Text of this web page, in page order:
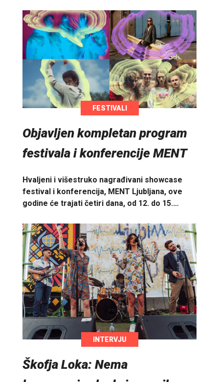
FESTIVALI
Objavljen kompletan program
festivala i konferencije MENT
Hvaljeni i višestruko nagrađivani showcase
festival i konferencija, MENT Ljubljana, ove
godine će trajati četiri dana, od 12. do 15.…
INTERVJU
Škofja Loka: Nema